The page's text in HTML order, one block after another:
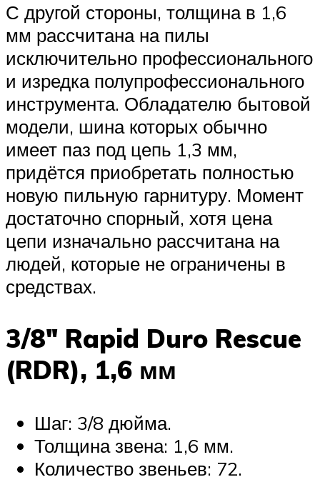
С другой стороны, толщина в 1,6
мм рассчитана на пилы
исключительно профессионального
и изредка полупрофессионального
инструмента. Обладателю бытовой
модели, шина которых обычно
имеет паз под цепь 1,3 мм,
придётся приобретать полностью
новую пильную гарнитуру. Момент
достаточно спорный, хотя цена
цепи изначально рассчитана на
людей, которые не ограничены в
средствах.
3/8″ Rapid Duro Rescue
(RDR), 1,6 мм
Шаг: 3/8 дюйма.
Толщина звена: 1,6 мм.
Количество звеньев: 72.